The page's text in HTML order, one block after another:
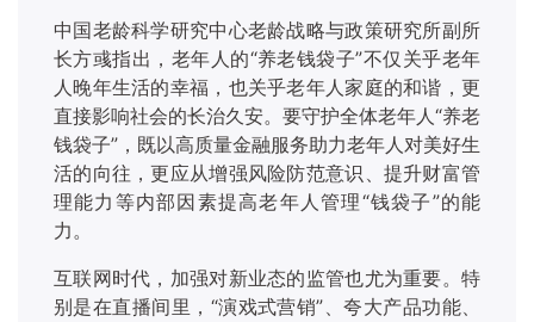
中国老龄科学研究中心老龄战略与政策研究所副所
长方彧指出，老年人的“养老钱袋子”不仅关乎老年
人晚年生活的幸福，也关乎老年人家庭的和谐，更
直接影响社会的长治久安。要守护全体老年人“养老
钱袋子”，既以高质量金融服务助力老年人对美好生
活的向往，更应从增强风险防范意识、提升财富管
理能力等内部因素提高老年人管理“钱袋子”的能
力。
互联网时代，加强对新业态的监管也尤为重要。特
别是在直播间里， “演戏式营销”、夸大产品功能、